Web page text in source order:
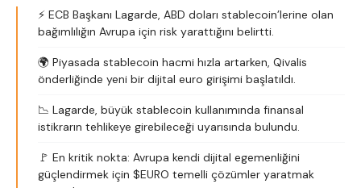
⚡ ECB Başkanı Lagarde, ABD doları stablecoin’lerine olan
bağımlılığın Avrupa için risk yarattığını belirtti.
🌍 Piyasada stablecoin hacmi hızla artarken, Qivalis
önderliğinde yeni bir dijital euro girişimi başlatıldı.
📉 Lagarde, büyük stablecoin kullanımında finansal
istikrarın tehlikeye girebileceği uyarısında bulundu.
🚩 En kritik nokta: Avrupa kendi dijital egemenliğini
güçlendirmek için $EURO temelli çözümler yaratmak